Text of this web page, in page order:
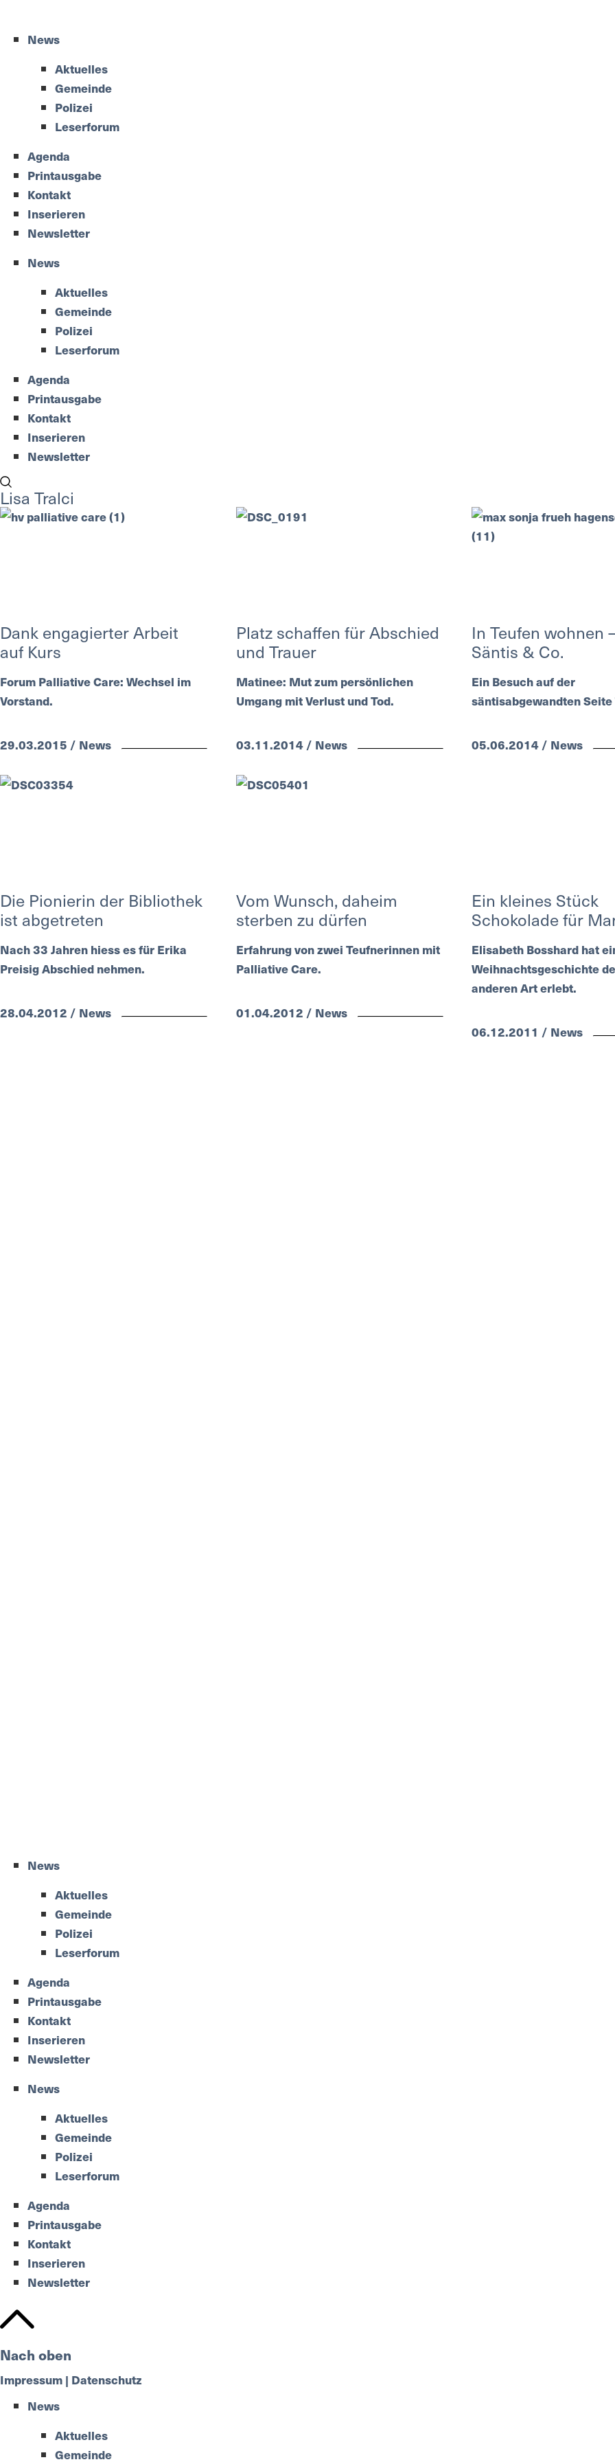
News
Aktuelles
Gemeinde
Polizei
Leserforum
Agenda
Printausgabe
Kontakt
Inserieren
Newsletter
News
Aktuelles
Gemeinde
Polizei
Leserforum
Agenda
Printausgabe
Kontakt
Inserieren
Newsletter
Lisa Tralci
Dank engagierter Arbeit
auf Kurs
Forum Palliative Care: Wechsel im
Vorstand.
29.03.2015 / News
Platz schaffen für Abschied
und Trauer
Matinee: Mut zum persönlichen
Umgang mit Verlust und Tod.
03.11.2014 / News
In Teufen wohnen
Säntis & Co.
Ein Besuch auf der
säntisabgewandten Seite
05.06.2014 / News
Die Pionierin der Bibliothek
ist abgetreten
Nach 33 Jahren hiess es für Erika
Preisig Abschied nehmen.
28.04.2012 / News
Vom Wunsch, daheim
sterben zu dürfen
Erfahrung von zwei Teufnerinnen mit
Palliative Care.
01.04.2012 / News
Ein kleines Stück
Schokolade für
Elisabeth Bosshard hat
Weihnachtsgeschichte
anderen Art erlebt.
06.12.2011 / News
News
Aktuelles
Gemeinde
Polizei
Leserforum
Agenda
Printausgabe
Kontakt
Inserieren
Newsletter
News
Aktuelles
Gemeinde
Polizei
Leserforum
Agenda
Printausgabe
Kontakt
Inserieren
Newsletter
Nach oben
Impressum | Datenschutz
News
Aktuelles
Gemeinde